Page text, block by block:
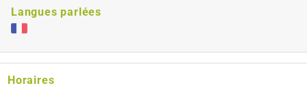
Langues parlées
Horaires